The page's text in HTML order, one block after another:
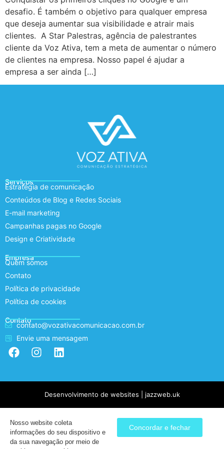
desafio. É também o objetivo para qualquer empresa
que deseja aumentar sua visibilidade e atrair mais
clientes. A Star Palestras, agência de palestrantes
cliente da Voz Ativa, tem a meta de aumentar o número
de clientes na empresa. Nosso papel é ajudar a
empresa a ser ainda […]
Serviços
Estratégia de comunicação
Conteúdos de Blog e Redes Sociais
E-mail marketing
Campanhas pagas no Google
Design e Criatividade
Empresa
Quem somos
Contato
Política de privacidade
Política de cookies
Contato
contato@vozativacomunicacao.com.br
Envie uma mensagem
Desenvolvimento de websites | jazzweb.uk
Nosso website coleta
informações do seu dispositivo e
da sua navegação por meio de
Concordar e fechar